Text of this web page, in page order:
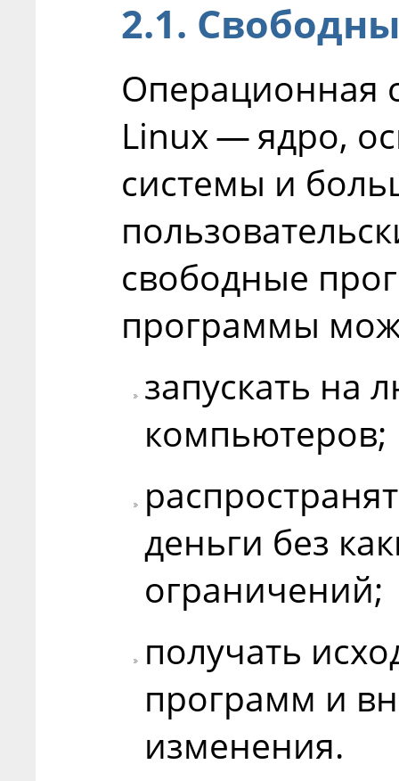
2.1.
Операционная
Linux — ядро,
системы и
свободные
программы
запускать на
компьютеров;
деньги без
ограничений;
получать
программ и
изменения.